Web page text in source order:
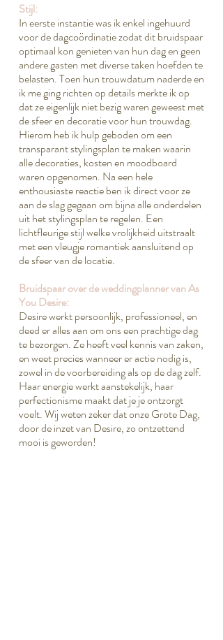
Stijl:
In eerste instantie was ik enkel ingehuurd
voor de dagcoördinatie zodat dit bruidspaar
optimaal kon genieten van hun dag en geen
andere gasten met diverse taken hoefden te
belasten. Toen hun trouwdatum naderde en
ik me ging richten op details merkte ik op
dat ze eigenlijk niet bezig waren geweest met
de sfeer en decoratie voor hun trouwdag.
Hierom heb ik hulp geboden om een
transparant stylingsplan te maken waarin
alle decoraties, kosten en moodboard
waren opgenomen. Na een hele
enthousiaste reactie ben ik direct voor ze
aan de slag gegaan om bijna alle onderdelen
uit het stylingsplan te regelen. Een
lichtfleurige stijl welke vrolijkheid uitstraalt
met een vleugje romantiek aansluitend op
de sfeer van de locatie.​
Bruidspaar over de weddingplanner van As
You Desire:
Desire werkt persoonlijk, professioneel, en
deed er alles aan om ons een prachtige dag
te bezorgen. Ze heeft veel kennis van zaken,
en weet precies wanneer er actie nodig is,
zowel in de voorbereiding als op de dag zelf.
Haar energie werkt aanstekelijk, haar
perfectionisme maakt dat je je ontzorgt
voelt. Wij weten zeker dat onze Grote Dag,
door de inzet van Desire, zo ontzettend
mooi is geworden!